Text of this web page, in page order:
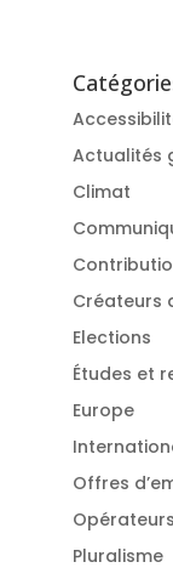
Actualités
Climat
Créateurs
Elections
Études et
Europe
Offres
Pluralisme